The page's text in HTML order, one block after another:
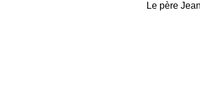
Le père